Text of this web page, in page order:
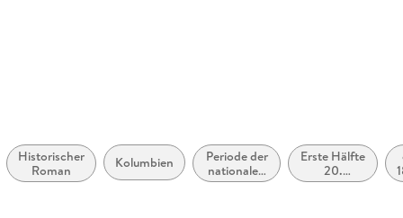
Historischer
Roman
Kolumbien
Periode der
nationalen
Vereinigung
Erste Hälfte
20.
Jahrhundert